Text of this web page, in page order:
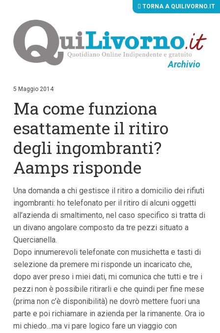
Archivio
i
i
n
e
n
t
p
r
i
c
i
p
l
i
a
i
a
l
M
n
TORNA A QUILIVORNO.IT
5 Maggio 2014
Ma come funziona
esattamente il ritiro
degli ingombranti?
Aamps risponde
Una domanda a chi gestisce il ritiro a domicilio dei rifiuti
ingombranti: ho telefonato per il ritiro di alcuni oggetti
all’azienda di smaltimento, nel caso specifico si tratta di
un divano angolare composto da tre pezzi situato a
Quercianella.
Dopo innumerevoli telefonate con musichetta e tasti di
selezione da premere mi risponde un incaricato che,
dopo aver preso i miei dati, mi comunica che tutti e tre i
pezzi non è possibile ritirarli e che quindi per fine mese
(prima non c’è disponibilità) ne dovrò mettere fuori una
parte e poi richiamare in azienda per la rimanente. Ora io
mi chiedo…ma vi pare logico fare un viaggio con